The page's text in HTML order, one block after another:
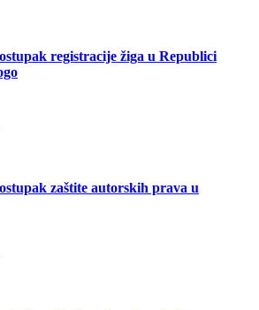
registracije žiga u Republici
zaštite autorskih prava u